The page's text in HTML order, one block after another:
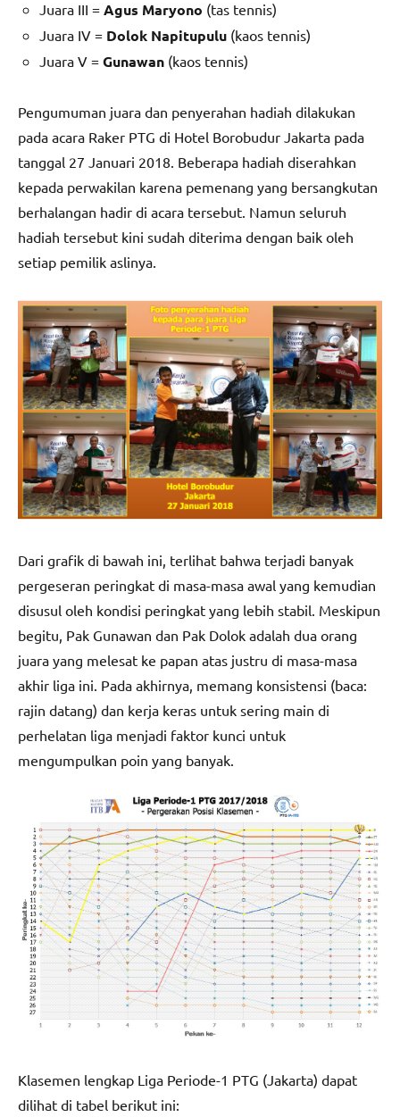
Juara III = Agus Maryono (tas tennis)
Juara IV = Dolok Napitupulu (kaos tennis)
Juara V = Gunawan (kaos tennis)
Pengumuman juara dan penyerahan hadiah dilakukan
pada acara Raker PTG di Hotel Borobudur Jakarta pada
tanggal 27 Januari 2018. Beberapa hadiah diserahkan
kepada perwakilan karena pemenang yang bersangkutan
berhalangan hadir di acara tersebut. Namun seluruh
hadiah tersebut kini sudah diterima dengan baik oleh
setiap pemilik aslinya.
Dari grafik di bawah ini, terlihat bahwa terjadi banyak
pergeseran peringkat di masa-masa awal yang kemudian
disusul oleh kondisi peringkat yang lebih stabil. Meskipun
begitu, Pak Gunawan dan Pak Dolok adalah dua orang
juara yang melesat ke papan atas justru di masa-masa
akhir liga ini. Pada akhirnya, memang konsistensi (baca:
rajin datang) dan kerja keras untuk sering main di
perhelatan liga menjadi faktor kunci untuk
mengumpulkan poin yang banyak.
Klasemen lengkap Liga Periode-1 PTG (Jakarta) dapat
dilihat di tabel berikut ini: